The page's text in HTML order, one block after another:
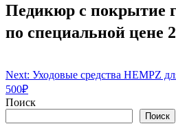
Педикюр с покрытие
по специальной цене
Навигация
по
записям
Next: Уходовые средства HEMPZ
500₽
Поиск
Поиск